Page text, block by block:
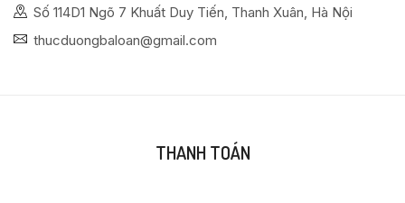
Số 114D1 Ngõ 7 Khuất Duy Tiến, Thanh Xuân, Hà Nội
thucduongbaloan@gmail.com
THANH TOÁN